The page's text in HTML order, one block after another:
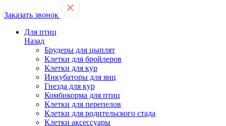
Заказать звонок
Для птиц
Назад
Брудеры для цыплят
Клетки для бройлеров
Клетки для кур
Инкубаторы для яиц
Гнезда для кур
Комбикорма для птиц
Клетки для перепелов
Клетки для родительского стада
Клетки аксессуары